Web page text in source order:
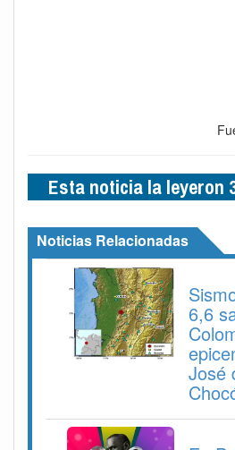
Esta noticia la leyeron
Noticias Relacionadas
6,6
José